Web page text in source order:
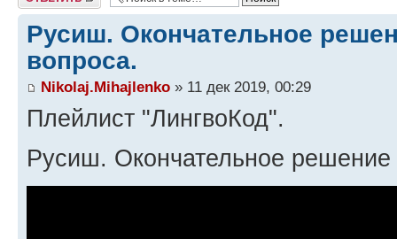
Русиш. Окончательное
вопроса.
Nikolaj.Mihajlenko » 11 дек 2019, 00:29
Плейлист "ЛингвоКод".
Русиш. Окончательное решение